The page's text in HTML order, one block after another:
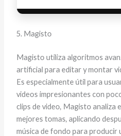
5. Magisto
Magisto utiliza algoritmos
artificial para editar y montar
Es especialmente útil para
videos impresionantes con
clips de video, Magisto analiza
mejores tomas, aplicando
música de fondo para producir